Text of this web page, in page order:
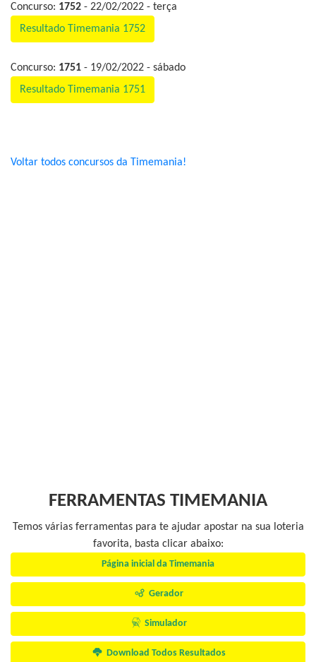
Concurso: 1752 - 22/02/2022 - terça
Resultado Timemania 1752
Concurso: 1751 - 19/02/2022 - sábado
Resultado Timemania 1751
Voltar todos concursos da Timemania!
FERRAMENTAS TIMEMANIA
Temos várias ferramentas para te ajudar apostar na sua loteria
favorita, basta clicar abaixo:
Página inicial da Timemania
Gerador
Simulador
Download Todos Resultados